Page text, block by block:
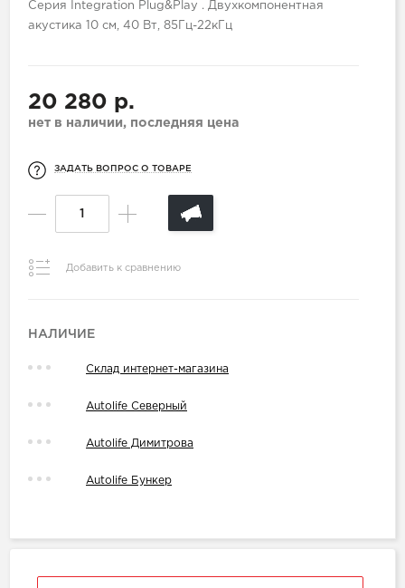
Серия Integration Plug&Play . Двухкомпонентная
акустика 10 см, 40 Вт, 85Гц-22кГц
20 280 р.
нет в наличии, последняя цена
ЗАДАТЬ ВОПРОС О ТОВАРЕ
Добавить к сравнению
НАЛИЧИЕ
Склад интернет-магазина
Autolife Северный
Autolife Димитрова
Autolife Бункер